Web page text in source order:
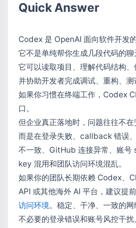
Quick Answer
Codex 是 OpenAI 面向软件开发
它不是单纯帮你生成几段代码的聊
它可以读取项目、理解代码结构、
并协助开发者完成调试、重构、测
如果你习惯在终端工作，Codex
口。
但企业真正落地时，问题往往不在
而是在登录失败、callback 错误
不一致、GitHub 连接异常、账号
key 混用和团队访问环境混乱。
如果你的团队长期依赖 Codex、
API 或其他海外 AI 平台，建议提
访问环境。稳定、干净、一致的
不必要的登录错误和账号风控干扰